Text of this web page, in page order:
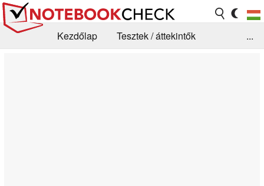
Kezdőlap
Tesztek / áttekintők
...